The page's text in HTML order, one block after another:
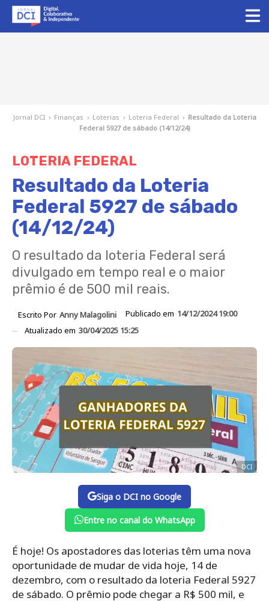
Jornal DCI › Finanças › Loterias › Loteria Federal › Resultado da Loteria
Federal 5927 de sábado (14/12/24)
LOTERIA FEDERAL
Resultado da Loteria
Federal 5927 de sábado
(14/12/24)
O resultado da loteria Federal será
divulgado em tempo real e o maior
prêmio é de 500 mil reais.
Escrito Por Anny Malagolini Publicado em 14/12/2024 19:00
Atualizado em 30/04/2025 15:25
DCI
Siga o DCI no Google
Entre no canal do WhatsApp
É hoje! Os apostadores das loterias têm uma nova
oportunidade de mudar de vida hoje, 14 de
dezembro, com o resultado da loteria Federal 5927
de sábado. O prêmio pode chegar a R$ 500 mil, e